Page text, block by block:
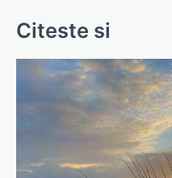
Citeste si